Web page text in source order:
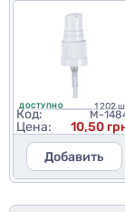
ДОСТУПНО 1 202
Код: M-
Цена:
10,50
Добавить